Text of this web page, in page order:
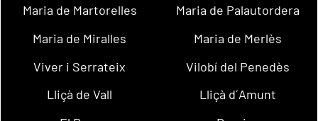
Maria de Martorelles
Maria de Palautordera
Maria de Miralles
Maria de Merlès
Viver i Serrateix
Vilobí del Penedès
Lliçà de Vall
Lliçà d´Amunt